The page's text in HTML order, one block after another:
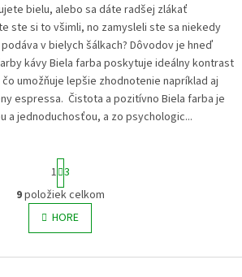
bielu, alebo sa dáte radšej zlákať
ste si to všimli, no zamysleli ste sa niekedy
v bielych šálkach? Dôvodov je hneď
kávy Biela farba poskytuje ideálny kontrast
umožňuje lepšie zhodnotenie napríklad aj
espressa. Čistota a pozitívno Biela farba je
a jednoduchosťou, a zo psychologic...
O
v
l
d
S
t
r
á
n
k
v
1 3
9položiek celkom
HORE